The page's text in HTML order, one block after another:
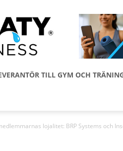
TILL GYM OCH
lojalitet: BRP Systems och